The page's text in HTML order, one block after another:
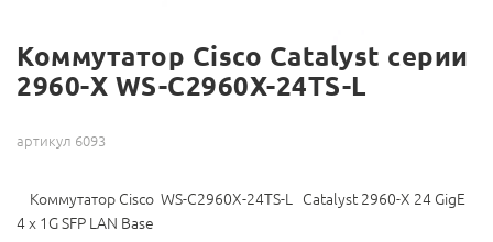
Коммутатор Cisco Catalyst серии
2960-X WS-C2960X-24TS-L
артикул 6093
Коммутатор Cisco WS-C2960X-24TS-L Catalyst 2960-X 24 GigE
4 x 1G SFP LAN Base